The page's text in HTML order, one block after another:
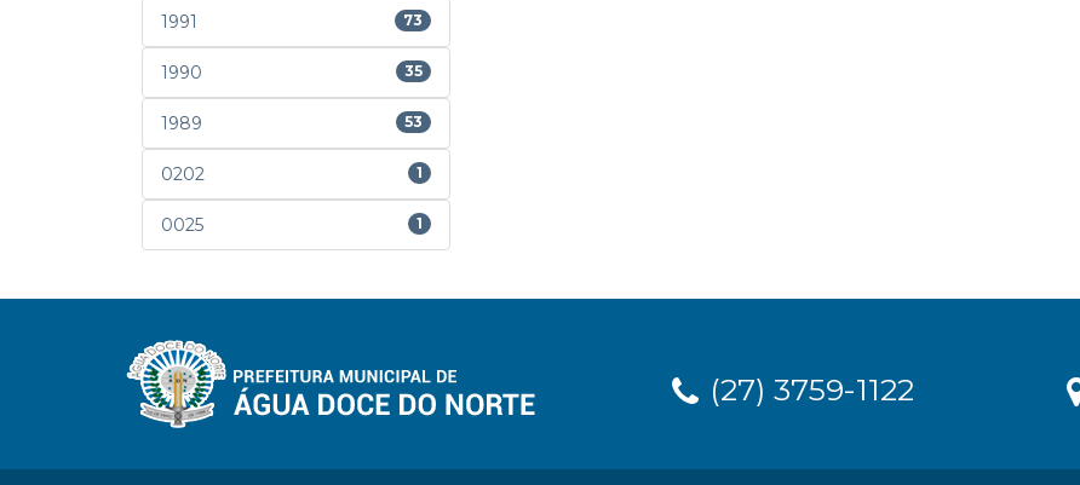
1991 73
1990 35
1989 53
0202 1
0025 1
(27) 3759-1122